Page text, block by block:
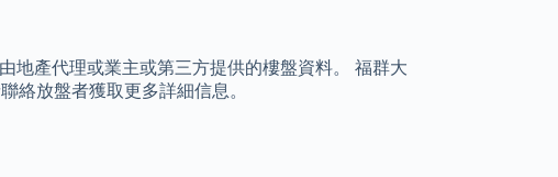
地產代理或業主或第三方提供的樓盤資料。 福群大
絡放盤者獲取更多詳細信息。